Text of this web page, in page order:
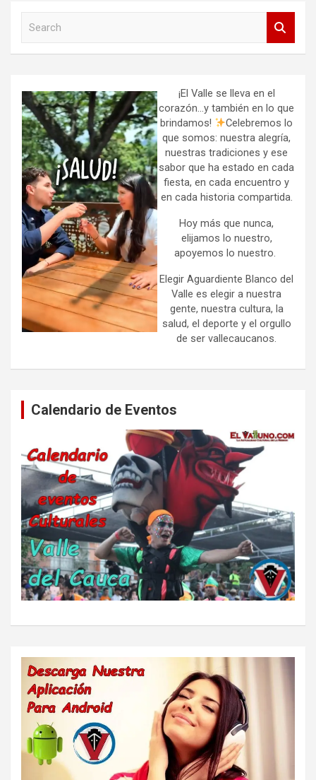
h
¡El Valle se lleva en el
corazón…y también en lo que
brindamos!
Celebremos lo
que somos: nuestra alegría,
nuestras tradiciones y ese
sabor que ha estado en cada
fiesta, en cada encuentro y
en cada historia compartida.
Hoy más que nunca,
elijamos lo nuestro,
apoyemos lo nuestro.
Elegir Aguardiente Blanco del
Valle es elegir a nuestra
gente, nuestra cultura, la
salud, el deporte y el orgullo
de ser vallecaucanos.
Calendario de Eventos